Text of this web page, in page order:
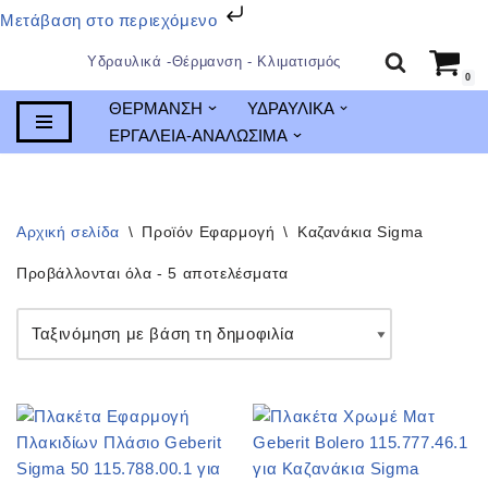
Μετάβαση στο περιεχόμενο
Μεταπηδήστε
στο
περιεχόμενο
Υδραυλικά -Θέρμανση - Κλιματισμός
0
ΘΕΡΜΑΝΣΗ
ΥΔΡΑΥΛΙΚΑ
ΕΡΓΑΛΕΙΑ-ΑΝΑΛΩΣΙΜΑ
Αρχική σελίδα \ Προϊόν Εφαρμογή \ Καζανάκια Sigma
Προβάλλονται όλα - 5 αποτελέσματα